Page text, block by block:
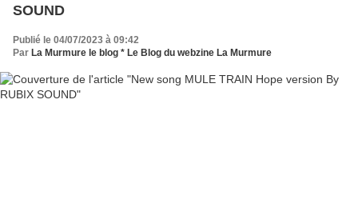
SOUND
Publié le 04/07/2023 à 09:42
Par La Murmure le blog * Le Blog du webzine La Murmure